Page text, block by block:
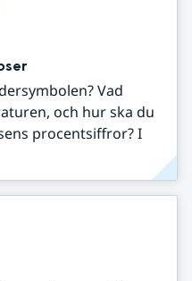
Vad
och hur ska du
procentsiffror? I